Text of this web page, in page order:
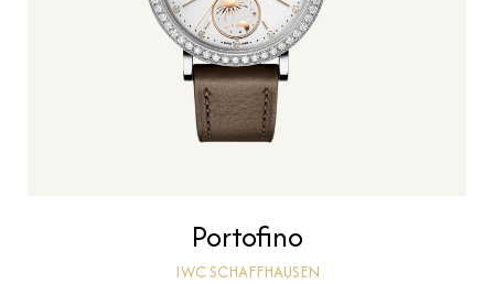
Portofino
IWC SCHAFFHAUSEN